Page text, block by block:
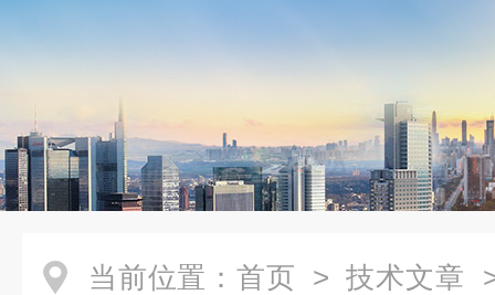
当前位置： 首页 > 技术文章